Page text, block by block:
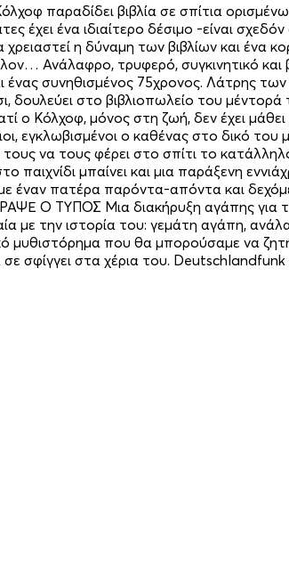
παραδίδει βιβλία σε σπίτια
έχει ένα ιδιαίτερο δέσιμο -είναι
η δύναμη των βιβλίων και ένα
Ανάλαφρο, τρυφερό, συγκινητικό και
συνηθισμένος 75χρονος. Λάτρης
στο βιβλιοπωλείο του μέντορά
Κόλχοφ, μόνος στη ζωή, δεν έχει μάθει
εγκλωβισμένοι ο καθένας στο δικό
να τους φέρει στο σπίτι το
μπαίνει και μια παράξενη
έναν πατέρα παρόντα-απόντα και
Ο ΤΥΠΟΣ Μια διακήρυξη αγάπης
την ιστορία του: γεμάτη αγάπη,
μυθιστόρημα που θα μπορούσαμε να
σε σφίγγει στα χέρια του. Deutschlandfunk